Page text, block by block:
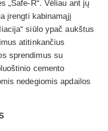
„Safe-R“. Vėliau ant jų
įrengti kabinamąjį
siūlo ypač aukštus
atitinkančius
sprendimus su
cemento
nedegiomis apdailos